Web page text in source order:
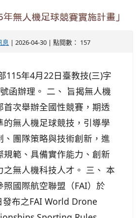
年無人機足球競賽實施計畫」
息 | 2026-04-30 | 點閱數： 157
115年4月22日臺教技(三)字
函辦理。 二、 旨揭無人機
首次舉辦全國性競賽，期透
的無人機足球競技，引導學
、團隊策略與技術創新，進
規範、具備實作能力、創新
之無人機科技人才。 三、 本
國際航空聯盟（FAI）於
發布之FAI World Drone